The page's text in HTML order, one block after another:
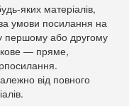
яких матеріалів,
умови посилання на
першому або другому
— пряме,
від повного